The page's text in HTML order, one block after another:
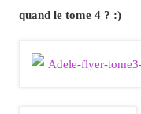
quand le tome 4 ? :)